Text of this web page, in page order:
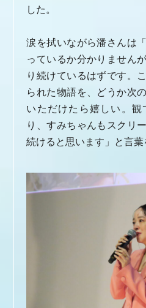
した。
涙を拭いながら潘さんは
っているか分かりません
り続けているはずです。
られた物語を、どうか次
いただけたら嬉しい。
り、すみちゃんもスクリ
続けると思います」と言葉